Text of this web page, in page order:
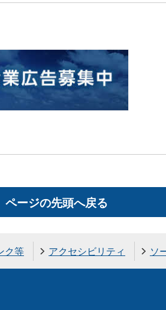
ページの先頭へ戻る
ク等 アクセシビリティ ソ